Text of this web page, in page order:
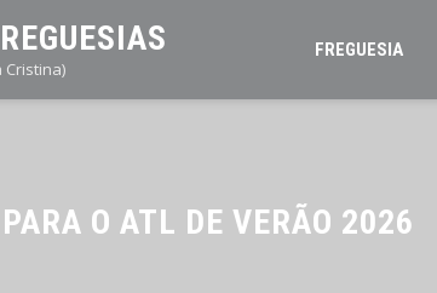
Cristina)
FREGUESIA
O ATL DE VERÃO 2026